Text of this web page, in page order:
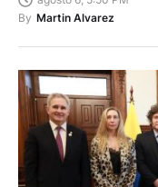
By Martin Alvarez